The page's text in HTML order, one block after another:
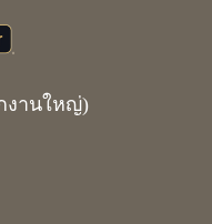
งานใหญ่)